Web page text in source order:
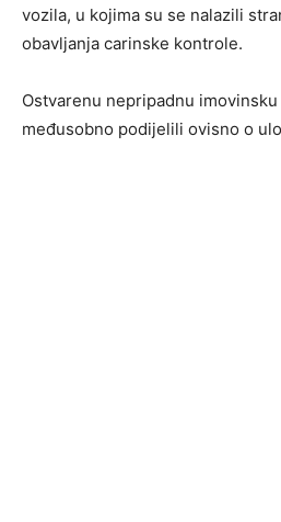
vozila, u kojima su se nalazili
obavljanja carinske kontrole.
Ostvarenu nepripadnu
međusobno podijelili ovisno o